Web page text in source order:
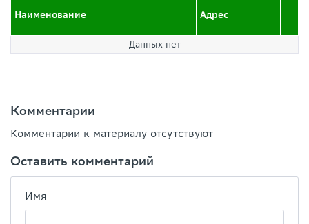
Наименование Адрес
Данных нет
Комментарии
Комментарии к материалу отсутствуют
Оставить комментарий
Имя